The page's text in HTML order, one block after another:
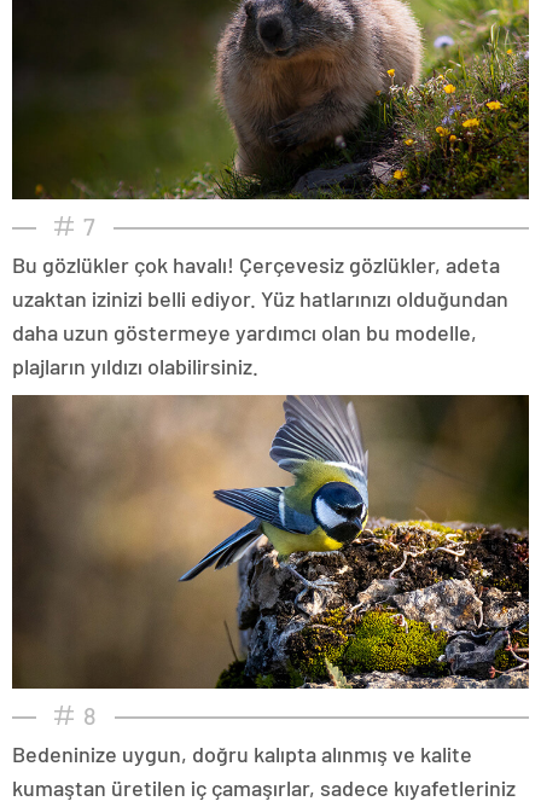
7
Bu gözlükler çok havalı! Çerçevesiz gözlükler, adeta
uzaktan izinizi belli ediyor. Yüz hatlarınızı olduğundan
daha uzun göstermeye yardımcı olan bu modelle,
plajların yıldızı olabilirsiniz.
8
Bedeninize uygun, doğru kalıpta alınmış ve kalite
kumaştan üretilen iç çamaşırlar, sadece kıyafetleriniz